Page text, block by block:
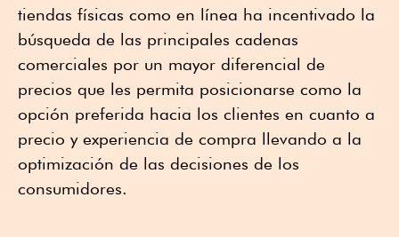
tiendas físicas como en línea ha incentivado la
búsqueda de las principales cadenas
comerciales por un mayor diferencial de
precios que les permita posicionarse como la
opción preferida hacia los clientes en cuanto a
precio y experiencia de compra llevando a la
optimización de las decisiones de los
consumidores.